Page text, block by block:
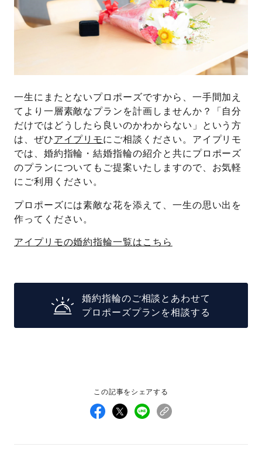
一生にまたとないプロポーズですから、一手間加え
てより一層素敵なプランを計画しませんか？「自分
だけではどうしたら良いのかわからない」という方
は、ぜひアイプリモにご相談ください。アイプリモ
では、婚約指輪・結婚指輪の紹介と共にプロポーズ
のプランについてもご提案いたしますので、お気軽
にご利用ください。
プロポーズには素敵な花を添えて、一生の思い出を
作ってください。
アイプリモの婚約指輪一覧はこちら
婚約指輪のご相談とあわせて
プロポーズプランを相談する
この記事をシェアする